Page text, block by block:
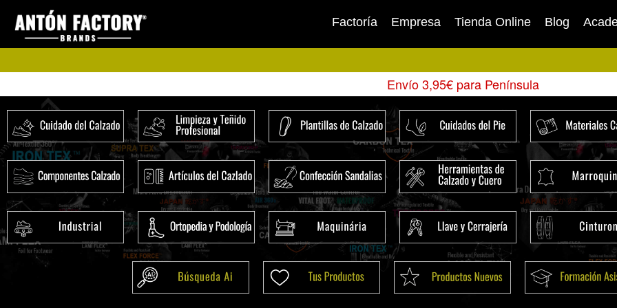
contenido
Factoría Empresa Tienda Online Blog
Envío 3,95€ para Península